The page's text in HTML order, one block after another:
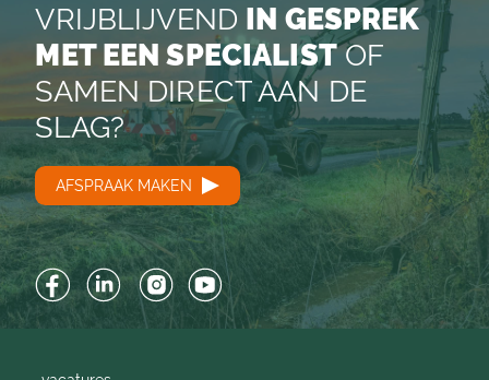
VRIJBLIJVEND IN GESPREK
MET EEN SPECIALISTOF
SAMEN DIRECT AAN DE
SLAG?
AFSPRAAK MAKEN
FacebookLinkedInInstagramYouTube